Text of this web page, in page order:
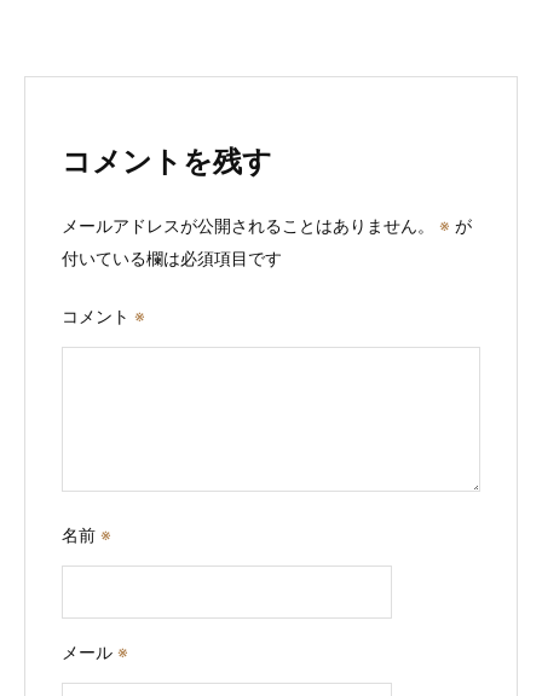
コメントを残す
メールアドレスが公開されることはありません。 ※ が
付いている欄は必須項目です
コメント ※
名前 ※
メール ※